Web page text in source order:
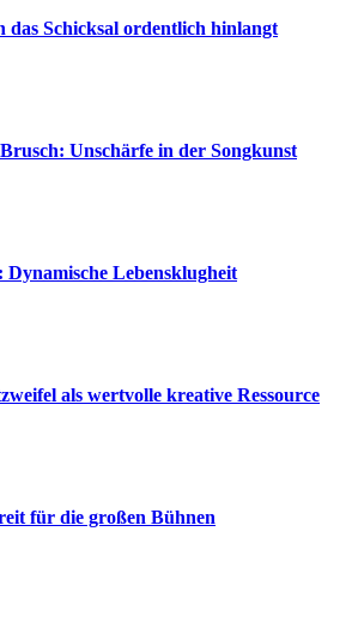
das Schicksal ordentlich hinlangt
Unschärfe in der Songkunst
Lebensklugheit
als wertvolle kreative Ressource
für die großen Bühnen